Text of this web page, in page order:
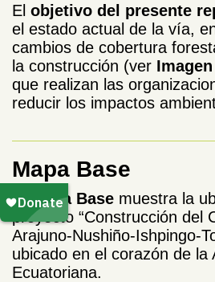
El objetivo del presente
el estado actual de la vía,
cambios de cobertura
la construcción (ver
que realizan las
reducir los impactos
Mapa Base
ElMapa Base muestra la
proyecto “Construcción del
Arajuno-Nushiño-Ishpingo-
ubicado en el corazón de la
Ecuatoriana.